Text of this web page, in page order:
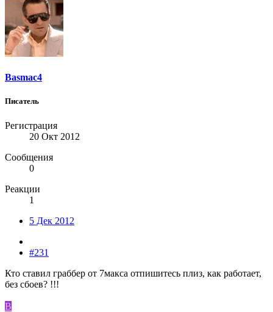
Basmac4
Писатель
Регистрация
20 Окт 2012
Сообщения
0
Реакции
1
5 Дек 2012
#231
Кто ставил граббер от 7макса отпишитесь плиз, как работает,
без сбоев? !!!
B